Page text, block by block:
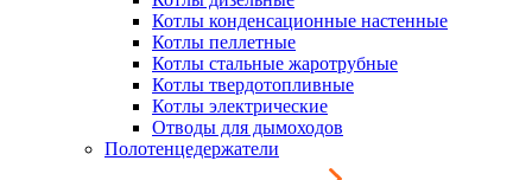
Котлы конденсационные настенные
Котлы пеллетные
Котлы стальные жаротрубные
Котлы твердотопливные
Котлы электрические
Отводы для дымоходов
Полотенцедержатели